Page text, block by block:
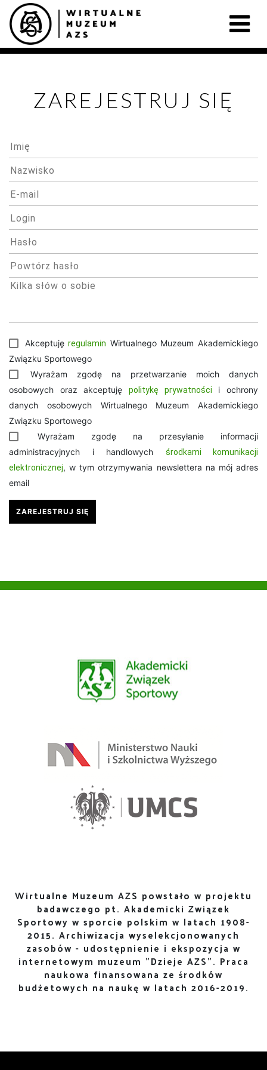
ZAREJESTRUJ SIĘ
Akceptujęregulamin Wirtualnego Muzeum Akademickiego
Związku Sportowego
Wyrażam zgodę na przetwarzanie moich danych
osobowych oraz akceptuję politykę prywatności i ochrony
danych osobowych Wirtualnego Muzeum Akademickiego
Związku Sportowego
Wyrażam zgodę na przesyłanie informacji
administracyjnych i handlowych środkami komunikacji
elektronicznej, w tym otrzymywania newslettera na mój adres
email
Wirtualne Muzeum AZS powstało w projektu
badawczego pt. Akademicki Związek
Sportowy w sporcie polskim w latach 1908-
2015. Archiwizacja wyselekcjonowanych
zasobów - udostępnienie i ekspozycja w
internetowym muzeum "Dzieje AZS". Praca
naukowa finansowana ze środków
budżetowych na naukę w latach 2016-2019.